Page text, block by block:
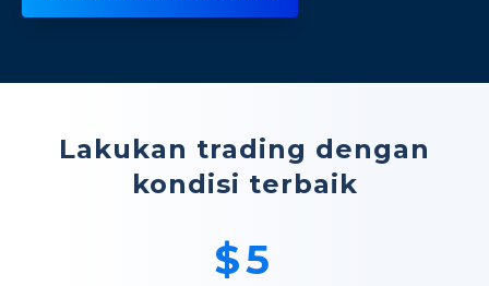
Lakukan trading dengan
kondisi terbaik
$5